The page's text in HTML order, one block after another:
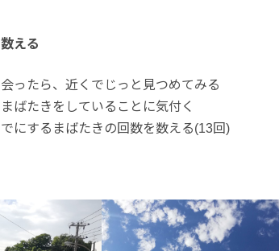
える
ったら、近くでじっと見つめてみる
ばたきをしていることに気付く
にするまばたきの回数を数える(13回)